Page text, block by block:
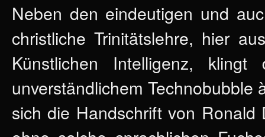
Neben den eindeutigen und
christliche Trinitätslehre, hier
Künstlichen Intelligenz,
unverständlichem Technobubble
sich die Handschrift von